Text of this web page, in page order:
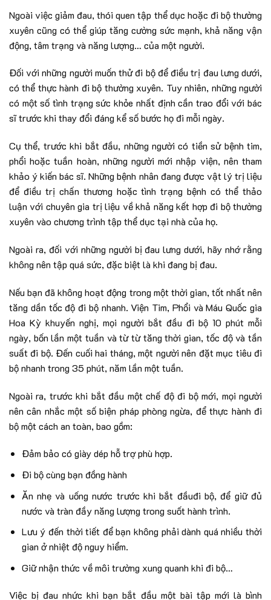
Ngoài việc giảm đau, thói quen tập thể dục hoặc đi bộ thường
xuyên cũng có thể giúp tăng cường sức mạnh, khả năng vận
động, tâm trạng và năng lượng… của một người.
Đối với những người muốn thử đi bộ để điều trị đau lưng dưới,
có thể thực hành đi bộ thường xuyên. Tuy nhiên, những người
có một số tình trạng sức khỏe nhất định cần trao đổi với bác
sĩ trước khi thay đổi đáng kể số bước họ đi mỗi ngày.
Cụ thể, trước khi bắt đầu, những người có tiền sử bệnh tim,
phổi hoặc tuần hoàn, những người mới nhập viện, nên tham
khảo ý kiến bác sĩ. Những bệnh nhân đang được vật lý trị liệu
để điều trị chấn thương hoặc tình trạng bệnh có thể thảo
luận với chuyên gia trị liệu về khả năng kết hợp đi bộ thường
xuyên vào chương trình tập thể dục tại nhà của họ.
Ngoài ra, đối với những người bị đau lưng dưới, hãy nhớ rằng
không nên tập quá sức, đặc biệt là khi đang bị đau.
Nếu bạn đã không hoạt động trong một thời gian, tốt nhất nên
tăng dần tốc độ đi bộ nhanh. Viện Tim, Phổi và Máu Quốc gia
Hoa Kỳ khuyến nghị, mọi người bắt đầu đi bộ 10 phút mỗi
ngày, bốn lần một tuần và từ từ tăng thời gian, tốc độ và tần
suất đi bộ. Đến cuối hai tháng, một người nên đặt mục tiêu đi
bộ nhanh trong 35 phút, năm lần một tuần.
Ngoài ra, trước khi bắt đầu một chế độ đi bộ mới, mọi người
nên cân nhắc một số biện pháp phòng ngừa, để thực hành đi
bộ một cách an toàn, bao gồm:
Đảm bảo có giày dép hỗ trợ phù hợp.
Đi bộ cùng bạn đồng hành
Ăn nhẹ và uống nước trước khi bắt đầuđi bộ, để giữ đủ
nước và tràn đầy năng lượng trong suốt hành trình.
Lưu ý đến thời tiết để bạn không phải dành quá nhiều thời
gian ở nhiệt độ nguy hiểm.
Giữ nhận thức về môi trường xung quanh khi đi bộ…
Việc bị đau nhức khi bạn bắt đầu một bài tập mới là bình